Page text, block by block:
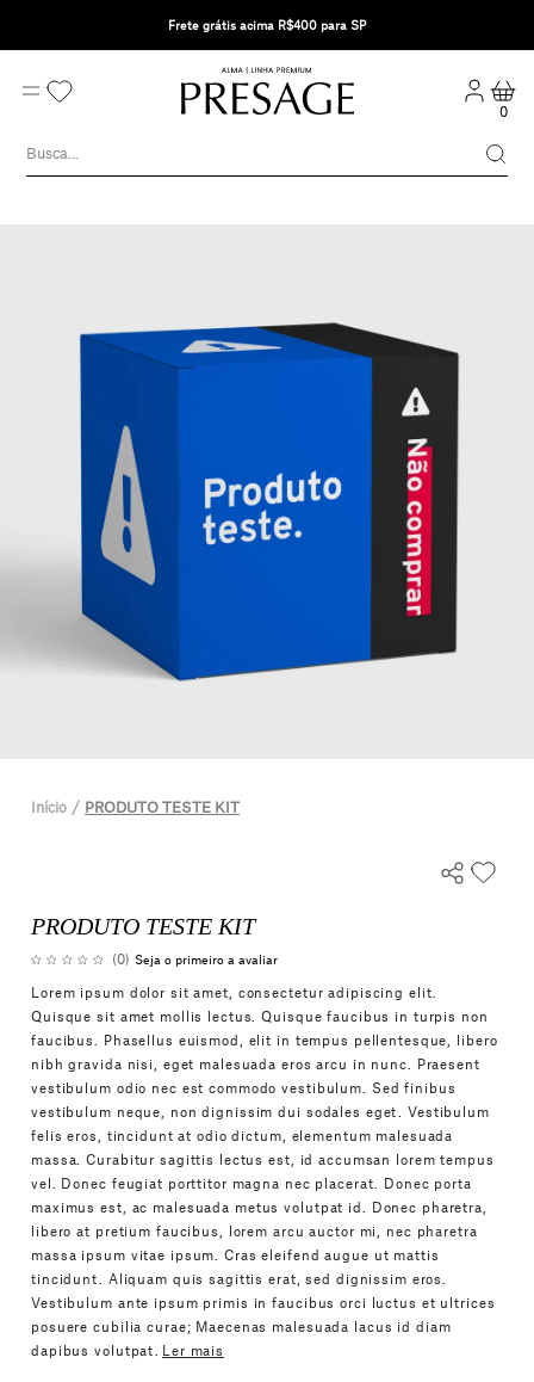
Frete grátis acima R$400 para SP
0
Início PRODUTO TESTE KIT
PRODUTO TESTE KIT
(0) Seja o primeiro a avaliar
Lorem ipsum dolor sit amet, consectetur adipiscing elit.
Quisque sit amet mollis lectus. Quisque faucibus in turpis non
faucibus. Phasellus euismod, elit in tempus pellentesque, libero
nibh gravida nisi, eget malesuada eros arcu in nunc. Praesent
vestibulum odio nec est commodo vestibulum. Sed finibus
vestibulum neque, non dignissim dui sodales eget. Vestibulum
felis eros, tincidunt at odio dictum, elementum malesuada
massa. Curabitur sagittis lectus est, id accumsan lorem tempus
vel. Donec feugiat porttitor magna nec placerat. Donec porta
maximus est, ac malesuada metus volutpat id. Donec pharetra,
libero at pretium faucibus, lorem arcu auctor mi, nec pharetra
massa ipsum vitae ipsum. Cras eleifend augue ut mattis
tincidunt. Aliquam quis sagittis erat, sed dignissim eros.
Vestibulum ante ipsum primis in faucibus orci luctus et ultrices
posuere cubilia curae; Maecenas malesuada lacus id diam
dapibus volutpat. Ler mais